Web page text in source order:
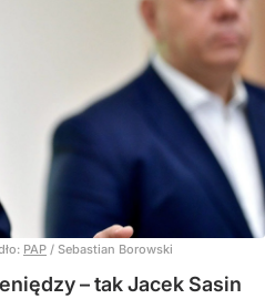
PAP / Sebastian Borowski
– tak Jacek Sasin